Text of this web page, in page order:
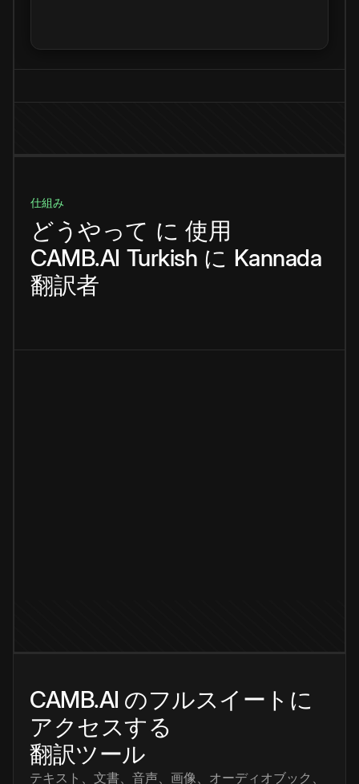
仕組み
どうやって に 使用
CAMB.AI Turkish に Kannada
翻訳者
CAMB.AI のフルスイートに
アクセスする
翻訳ツール
テキスト、文書、音声、画像、オーディオブック、